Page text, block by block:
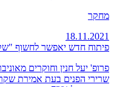
מחקר
18.11.2021
פיתוח חדש יאפשר לחשוף
פרופ' יעל חנין וחוקרים
שרירי הפנים בעת אמירת